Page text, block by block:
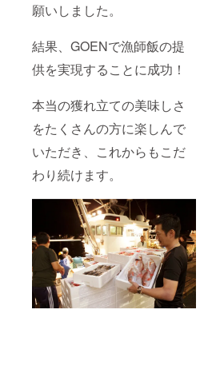
願いしました。
結果、GOENで漁師飯の提
供を実現することに成功！
本当の獲れ立ての美味しさ
をたくさんの方に楽しんで
いただき、これからもこだ
わり続けます。